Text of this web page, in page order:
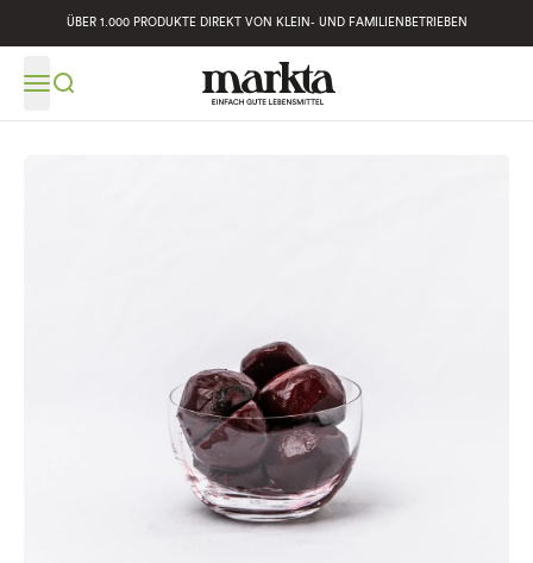
ÜBER 1.000 PRODUKTE DIREKT VON KLEIN- UND FAMILIENBETRIEBEN